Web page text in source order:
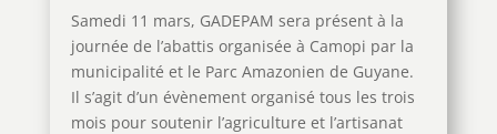
Samedi 11 mars, GADEPAM sera présent à la
journée de l’abattis organisée à Camopi par la
municipalité et le Parc Amazonien de Guyane.
Il s’agit d’un évènement organisé tous les trois
mois pour soutenir l’agriculture et l’artisanat